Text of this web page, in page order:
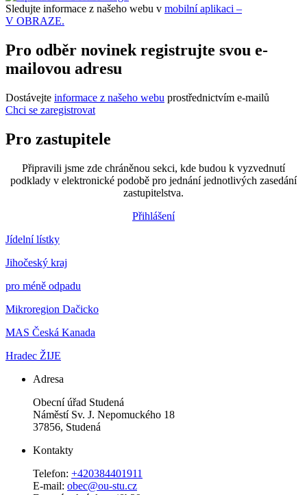
Sledujte informace z našeho webu v mobilní aplikaci –
V OBRAZE.
Pro odběr novinek registrujte svou e-
mailovou adresu
Dostávejte informace z našeho webu prostřednictvím e-mailů
Chci se zaregistrovat
Pro zastupitele
Připravili jsme zde chráněnou sekci, kde budou k vyzvednutí
podklady v elektronické podobě pro jednání jednotlivých zasedání
zastupitelstva.
Přihlášení
Jídelní lístky
Jihočeský kraj
pro méně odpadu
Mikroregion Dačicko
MAS Česká Kanada
Hradec ŽIJE
Adresa
Obecní úřad Studená
Náměstí Sv. J. Nepomuckého 18
37856, Studená
Kontakty
Telefon: +420384401911
E-mail: obec@ou-stu.cz